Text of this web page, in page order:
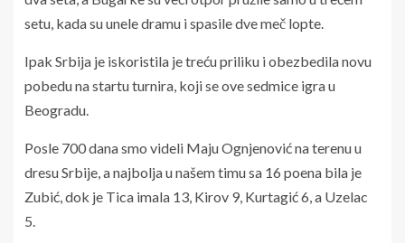
setu, kada su unele dramu i spasile dve meč lopte.
Ipak Srbija je iskoristila je treću priliku i obezbedila novu
pobedu na startu turnira, koji se ove sedmice igra u
Beogradu.
Posle 700 dana smo videli Maju Ognjenović na terenu u
dresu Srbije, a najbolja u našem timu sa 16 poena bila je
Zubić, dok je Tica imala 13, Kirov 9, Kurtagić 6, a Uzelac
5.